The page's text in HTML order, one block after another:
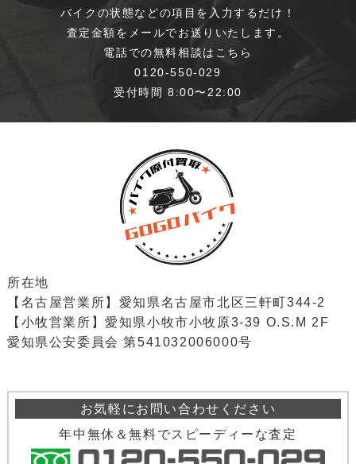
バイクの状態などの項目を入力するだけ！
査定金額をメールでお送りいたします。
電話での無料相談はこちら
0120-550-029
受付時間 8:00〜22:00
所在地
【名古屋営業所】愛知県名古屋市北区三軒町344-2
【小牧営業所】愛知県小牧市小牧原3-39 O.S.M 2F
愛知県公安委員会 第541032006000号
お気軽にお問い合わせください
年中無休＆無料でスピーディーな査定